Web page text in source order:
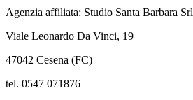
Agenzia affiliata: Studio Santa Barbara Srl
Viale Leonardo Da Vinci, 19
47042 Cesena (FC)
tel. 0547 071876